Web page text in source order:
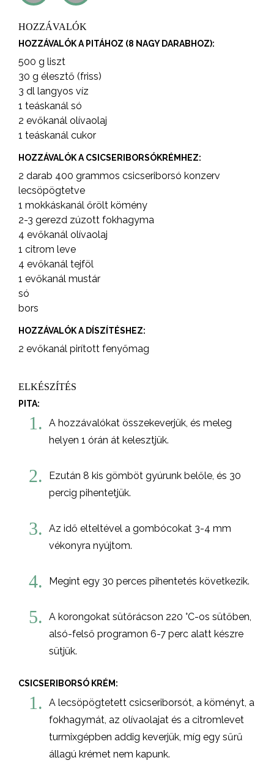
HOZZÁVALÓK
HOZZÁVALÓK A PITÁHOZ (8 NAGY DARABHOZ):
500 g liszt
30 g élesztő (friss)
3 dl langyos víz
1 teáskanál só
2 evőkanál olívaolaj
1 teáskanál cukor
HOZZÁVALÓK A CSICSERIBORSÓKRÉMHEZ:
2 darab 400 grammos csicseriborsó konzerv
lecsöpögtetve
1 mokkáskanál őrölt kömény
2-3 gerezd zúzott fokhagyma
4 evőkanál olívaolaj
1 citrom leve
4 evőkanál tejföl
1 evőkanál mustár
só
bors
HOZZÁVALÓK A DÍSZÍTÉSHEZ:
2 evőkanál pirított fenyőmag
ELKÉSZÍTÉS
PITA:
1.
A hozzávalókat összekeverjük, és meleg
helyen 1 órán át kelesztjük.
2.
Ezután 8 kis gömböt gyúrunk belőle, és 30
percig pihentetjük.
3.
Az idő elteltével a gombócokat 3-4 mm
vékonyra nyújtom.
4. Megint egy 30 perces pihentetés következik.
5.
A korongokat sütőrácson 220 °C-os sütőben,
alsó-felső programon 6-7 perc alatt készre
sütjük.
CSICSERIBORSÓ KRÉM:
1.
A lecsöpögtetett csicseriborsót, a köményt, a
fokhagymát, az olívaolajat és a citromlevet
turmixgépben addig keverjük, míg egy sűrű
állagú krémet nem kapunk.